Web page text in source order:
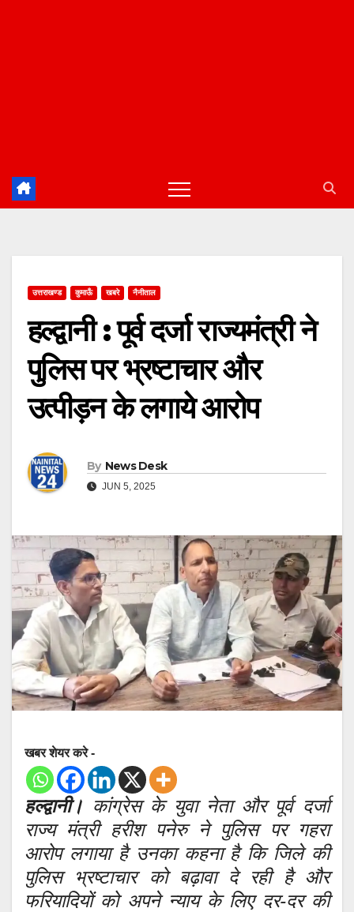
उत्तराखण्ड कुमाऊँ खबरे नैनीताल
हल्द्वानी : पूर्व दर्जा राज्यमंत्री ने
पुलिस पर भ्रष्टाचार और
उत्पीड़न के लगाये आरोप
By News Desk
JUN 5, 2025
खबर शेयर करे -
हल्द्वानी। कांग्रेस के युवा नेता और पूर्व दर्जा
राज्य मंत्री हरीश पनेरु ने पुलिस पर गहरा
आरोप लगाया है उनका कहना है कि जिले की
पुलिस भ्रष्टाचार को बढ़ावा दे रही है और
फरियादियों को अपने न्याय के लिए दर-दर की